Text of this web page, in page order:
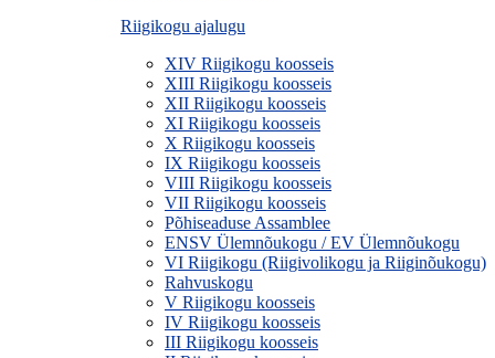
Riigikogu ajalugu
XIV Riigikogu koosseis
XIII Riigikogu koosseis
XII Riigikogu koosseis
XI Riigikogu koosseis
X Riigikogu koosseis
IX Riigikogu koosseis
VIII Riigikogu koosseis
VII Riigikogu koosseis
Põhiseaduse Assamblee
ENSV Ülemnõukogu / EV Ülemnõukogu
VI Riigikogu (Riigivolikogu ja Riiginõukogu)
Rahvuskogu
V Riigikogu koosseis
IV Riigikogu koosseis
III Riigikogu koosseis